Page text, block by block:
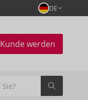
DE
Kunde werden